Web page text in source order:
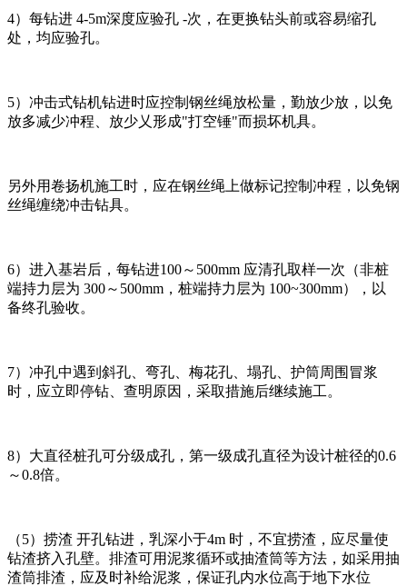
4）每钻进 4-5m深度应验孔 -次，在更换钻头前或容易缩孔
处，均应验孔。
5）冲击式钻机钻进时应控制钢丝绳放松量，勤放少放，以免
放多减少冲程、放少乂形成"打空锤"而损坏机具。
另外用卷扬机施工时，应在钢丝绳上做标记控制冲程，以免钢
丝绳缠绕冲击钻具。
6）进入基岩后，每钻进100～500mm 应清孔取样一次（非桩
端持力层为 300～500mm，桩端持力层为 100~300mm），以
备终孔验收。
7）冲孔中遇到斜孔、弯孔、梅花孔、塌孔、护筒周围冒浆
时，应立即停钻、查明原因，采取措施后继续施工。
8）大直径桩孔可分级成孔，第一级成孔直径为设计桩径的0.6
～0.8倍。
（5）捞渣 开孔钻进，乳深小于4m 时，不宜捞渣，应尽量使
钻渣挤入孔壁。排渣可用泥浆循环或抽渣筒等方法，如采用抽
渣筒排渣，应及时补给泥浆，保证孔内水位高于地下水位